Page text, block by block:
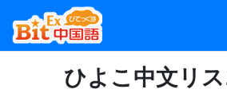
ひよこ中文リ